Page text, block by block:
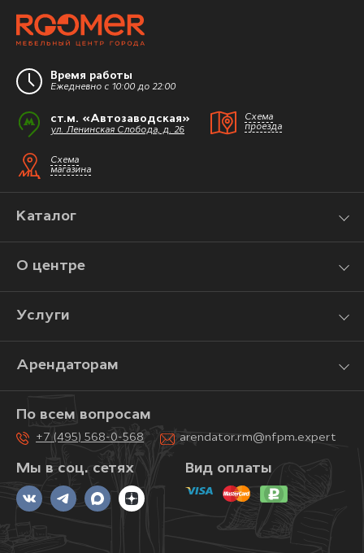
Время работы
Ежедневно с 10:00 до 22:00
ст.м. «Автозаводская»
ул. Ленинская Слобода, д. 26
Схема
проезда
Схема
магазина
Каталог
О центре
Услуги
Арендаторам
Мы в соц. сетях
По всем вопросам
+7 (495) 568-0-568 arendator.rm@nfpm.expert
Вид оплаты